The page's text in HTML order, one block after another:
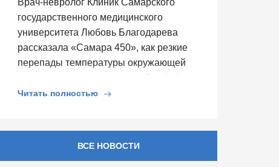
Врач-невролог Клиник Самарского
государственного медицинского
университета Любовь Благодарева
рассказала «Самара 450», как резкие
перепады температуры окружающей
Читать полностью
ВСЕ НОВОСТИ